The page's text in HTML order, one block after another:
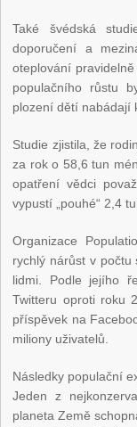
Také švédská
doporučení a
oteplování
populačního růstu
plození dětí nabádají
Studie zjistila, že
za rok o 58,6 tun
opatření vědci
vypustí „pouhé“ 2,4
Organizace
rychlý nárůst v počtu
lidmi. Podle jejího
Twitteru oproti roku
příspěvek na
miliony uživatelů.
Následky populační
Jeden z
planeta Země